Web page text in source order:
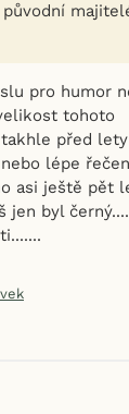
pro humor
tohoto
před
lépe
asi ještě pět
jen byl